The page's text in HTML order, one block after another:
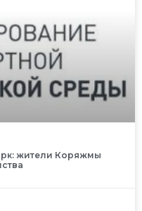
жители Коряжмы